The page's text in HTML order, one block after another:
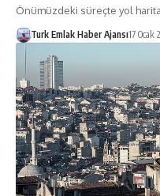
Önümüzdeki süreçte yol
Turk Emlak Haber Ajansı17 Ocak